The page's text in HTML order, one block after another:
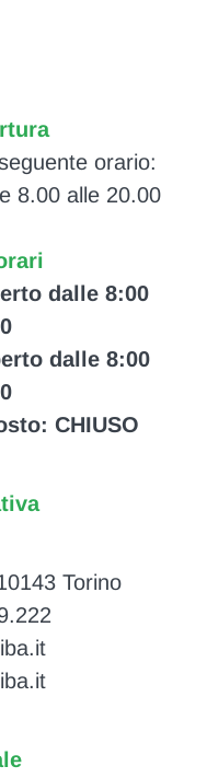
orario:
8.00 alle 20.00
dalle 8:00
dalle 8:00
CHIUSO
Torino